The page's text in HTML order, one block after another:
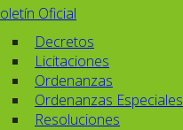
Oficial
Decretos
Licitaciones
Ordenanzas
Ordenanzas Especiales
Resoluciones